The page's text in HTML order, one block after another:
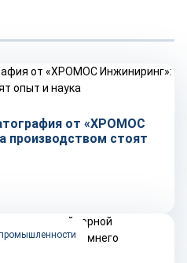
от «ХРОМОС
производством стоят